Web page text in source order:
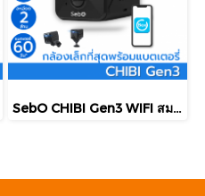
SebO CHIBI Gen3 WIFI สมาร์ทกล้องจิ๋วไร้สายพร้อมแบตเตอรี่ คมชัดระดับ FullHD เล็กเพียง 3.8cm พร้อมอินฟราไร้แสง